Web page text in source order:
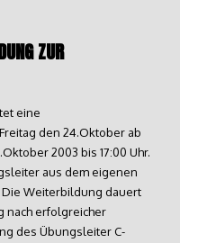
ZUR
eine
den 24.Oktober ab
2003 bis 17:00 Uhr.
aus dem eigenen
Weiterbildung dauert
nach erfolgreicher
des Übungsleiter C-